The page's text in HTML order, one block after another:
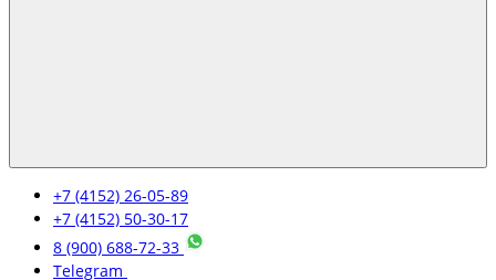
+7 (4152) 26-05-89
+7 (4152) 50-30-17
8 (900) 688-72-33
Telegram